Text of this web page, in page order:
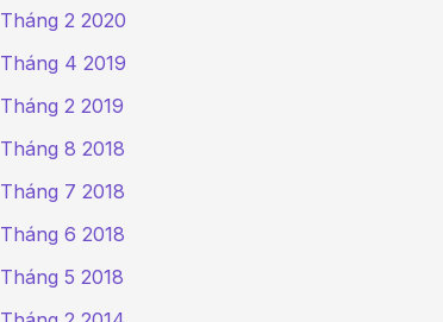
Tháng 2 2020
Tháng 4 2019
Tháng 2 2019
Tháng 8 2018
Tháng 7 2018
Tháng 6 2018
Tháng 5 2018